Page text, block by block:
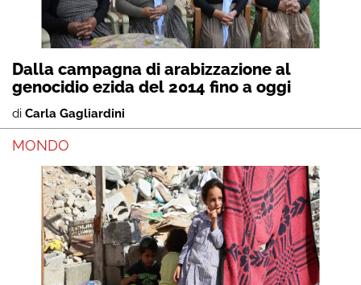
Dalla campagna di arabizzazione al
genocidio ezida del 2014 fino a oggi
di Carla Gagliardini
MONDO